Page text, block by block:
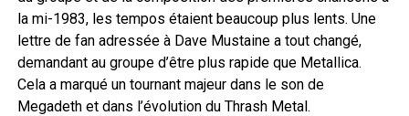
la mi-1983, les tempos étaient beaucoup plus lents. Une
lettre de fan adressée à Dave Mustaine a tout changé,
demandant au groupe d’être plus rapide que Metallica.
Cela a marqué un tournant majeur dans le son de
Megadeth et dans l’évolution du Thrash Metal.